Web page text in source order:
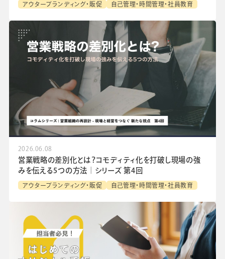
アウターブランディング・販促 自己管理・時間管理・社員教育
2026.06.08
営業戦略の差別化とは？コモディティ化を打破し現場の強
みを伝える5つの方法│シリーズ 第4回
アウターブランディング・販促 自己管理・時間管理・社員教育